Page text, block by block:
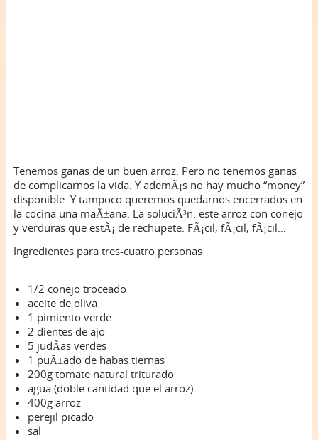
Tenemos ganas de un buen arroz. Pero no tenemos ganas
de complicarnos la vida. Y ademÃ¡s no hay mucho “money”
disponible. Y tampoco queremos quedarnos encerrados en
la cocina una maÃ±ana. La soluciÃ³n: este arroz con conejo
y verduras que estÃ¡ de rechupete. FÃ¡cil, fÃ¡cil, fÃ¡cil…
Ingredientes para tres-cuatro personas
1/2 conejo troceado
aceite de oliva
1 pimiento verde
2 dientes de ajo
5 judÃ­as verdes
1 puÃ±ado de habas tiernas
200g tomate natural triturado
agua (doble cantidad que el arroz)
400g arroz
perejil picado
sal